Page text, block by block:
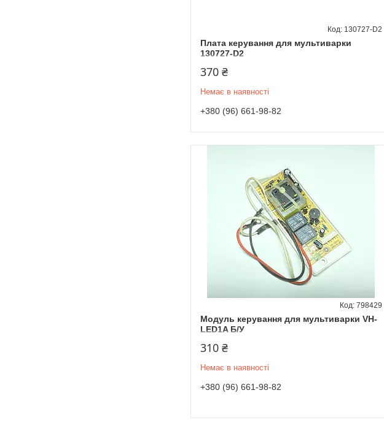
Плата керування для мультиварки
130727-D2
130727-D2
370 ₴
Немає в наявності
+380 (96) 661-98-82
Модуль керування для мультиварки VH-
LED1A Б/У
798429
310 ₴
Немає в наявності
+380 (96) 661-98-82